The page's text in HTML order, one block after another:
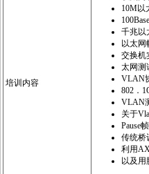
培训内容
10M以
千兆以
以太网
交换机
太网测
VLAN
802．
VLAN
关于
Pause
传统桥
利用
以及